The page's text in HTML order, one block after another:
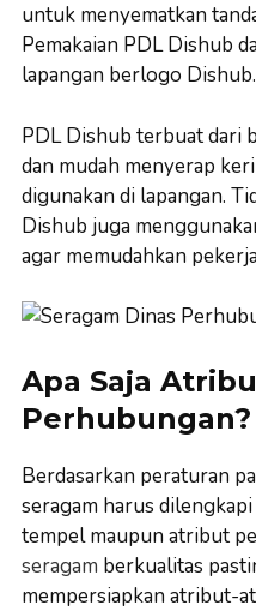
untuk menyematkan
Pemakaian PDL Dishub
lapangan berlogo Dishub.
PDL Dishub terbuat dari
dan mudah menyerap
digunakan di lapangan.
Dishub juga
agar memudahkan
Apa Saja
Perhubungan?
Berdasarkan peraturan
seragam harus
tempel maupun atribut
seragam berkualitas
mempersiapkan atribut-